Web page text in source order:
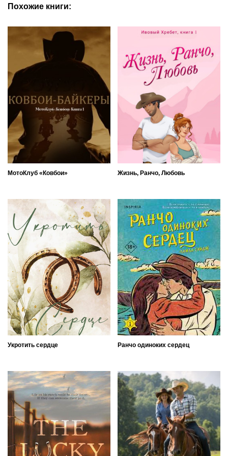
Похожие книги:
МотоКлуб «Ковбои» Жизнь, Ранчо, Любовь
Укротить сердце Ранчо одиноких сердец